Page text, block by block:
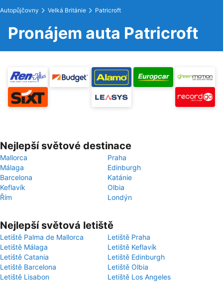
Autopůjčovny Velká Británie Patricroft
Pronájem auta Patricroft
Nejlepší světové destinace
Mallorca
Praha
Málaga
Edinburgh
Barcelona
Katánie
Keflavík
Olbia
Řím
Londýn
Nejlepší světová letiště
Letiště Palma de Mallorca
Letiště Praha
Letiště Málaga
Letiště Keflavík
Letiště Catania
Letiště Edinburgh
Letiště Barcelona
Letiště Olbia
Letiště Lisabon
Letiště Los Angeles